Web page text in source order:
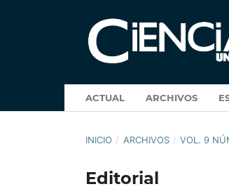
ACTUAL ARCHIVOS
INICIO / ARCHIVOS / VOL. 9
Editorial